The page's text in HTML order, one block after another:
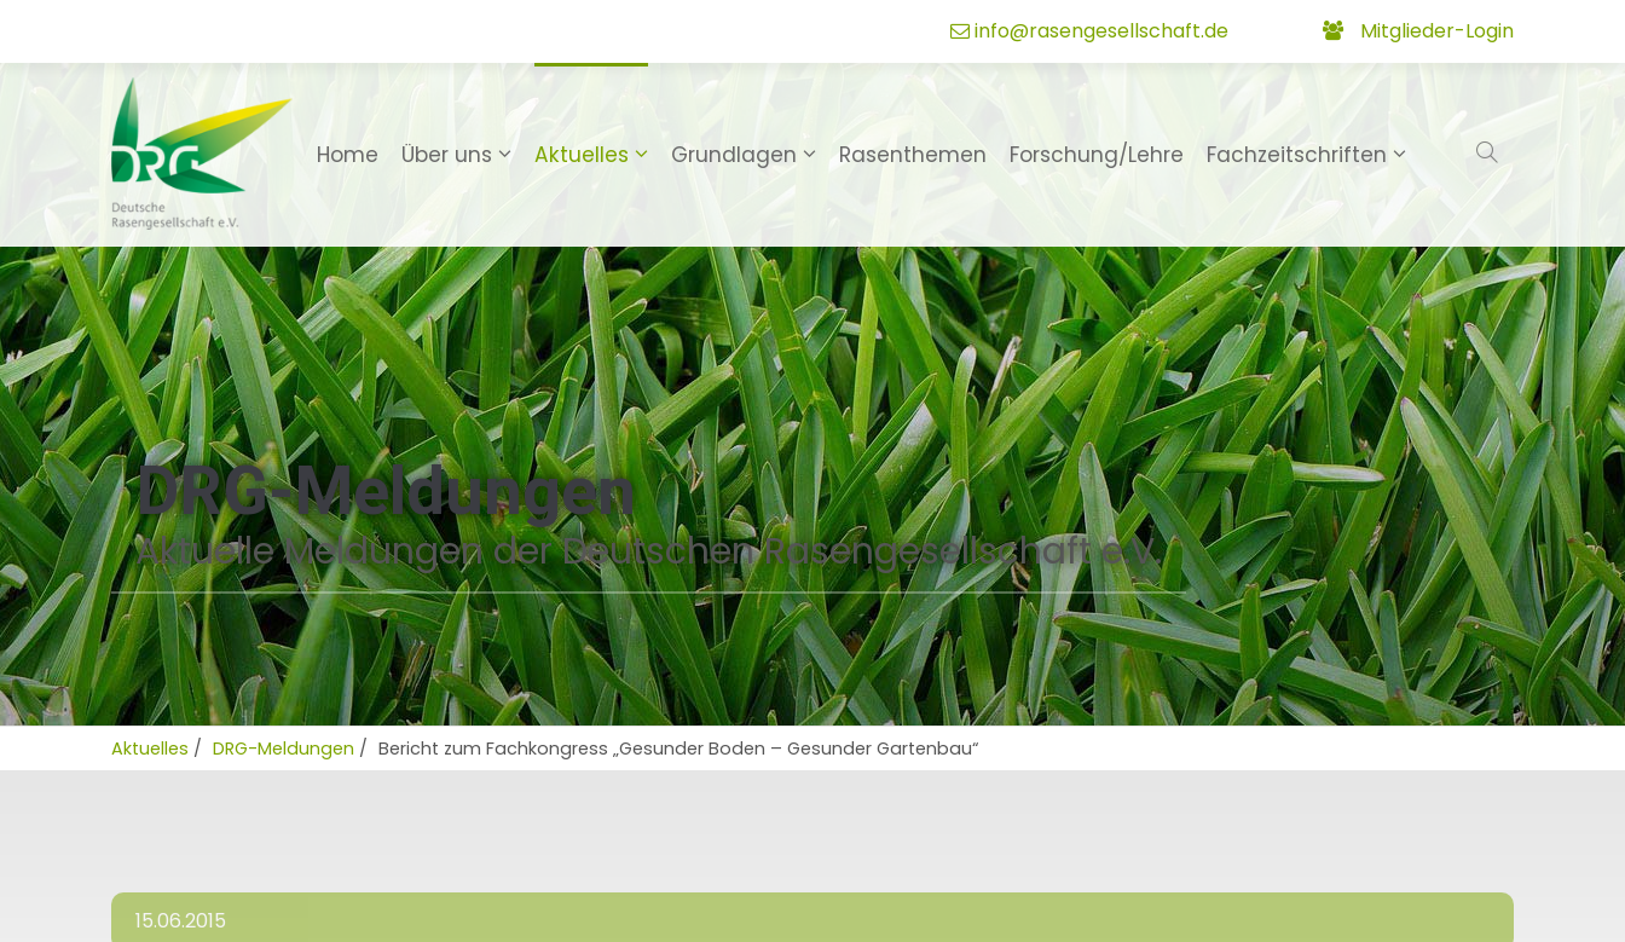
info@rasengesellschaft.de Mitglieder-Login
Home Über uns Aktuelles Grundlagen Rasenthemen Forschung/Lehre Fachzeitschriften
DRG-Meldungen
Aktuelle Meldungen der Deutschen Rasengesellschaft e.V.
Aktuelles / DRG-Meldungen / Bericht zum Fachkongress „Gesunder Boden – Gesunder Gartenbau“
15.06.2015